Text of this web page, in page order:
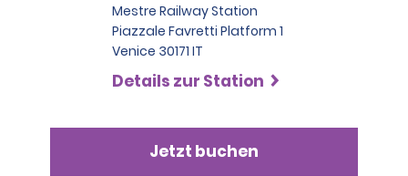
Mestre Railway Station
Piazzale Favretti Platform 1
Venice 30171 IT
Details zur Station
Jetzt buchen